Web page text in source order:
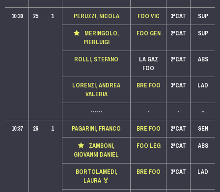
10:30
25 1 PERUZZI, NICOLA FOO VIC 3ªCAT
SUP
MERINGOLO,
PIERLUIGI
FOO GEN 2ªCAT SUP
ROLLI, STEFANO
LA GAZ
FOO
2ªCAT ABS
LORENZI, ANDREA
VALERIA
BRE FOO 3ªCAT LAD
------ - -
-
10:37
26 1 PAGARINI, FRANCO BRE FOO 2ªCAT
SEN
ZAMBONI,
GIOVANNI DANIEL
FOO LEG 2ªCAT ABS
BORTOLAMEDI,
LAURA 🏅
BRE FOO 3ªCAT LAD